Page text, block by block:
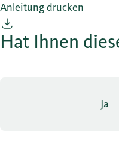
Anleitung drucken
Hat Ihnen
Ja